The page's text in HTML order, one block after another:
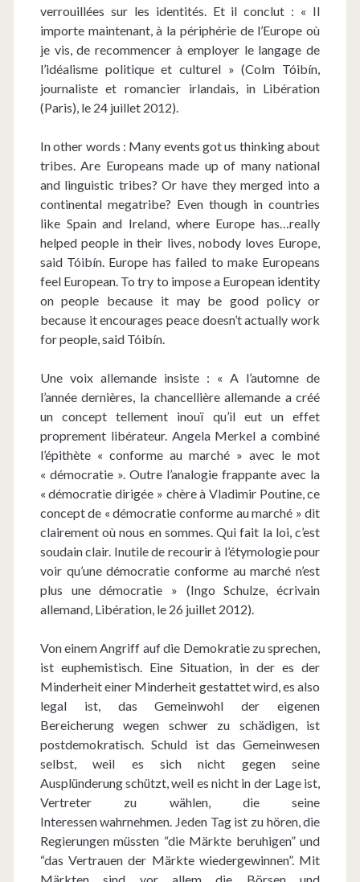
verrouillées sur les identités. Et il conclut : « Il
importe maintenant, à la périphérie de l’Europe où
je vis, de recommencer à employer le langage de
l’idéalisme politique et culturel » (Colm Tóibín,
journaliste et romancier irlandais, in Libération
(Paris), le 24 juillet 2012).
In other words : Many events got us thinking about
tribes. Are Europeans made up of many national
and linguistic tribes? Or have they merged into a
continental megatribe? Even though in countries
like Spain and Ireland, where Europe has…really
helped people in their lives, nobody loves Europe,
said Tóibín. Europe has failed to make Europeans
feel European. To try to impose a European identity
on people because it may be good policy or
because it encourages peace doesn’t actually work
for people, said Tóibín.
Une voix allemande insiste : « A l’automne de
l’année dernières, la chancellière allemande a créé
un concept tellement inouï qu’il eut un effet
proprement libérateur. Angela Merkel a combiné
l’épithète « conforme au marché » avec le mot
« démocratie ». Outre l’analogie frappante avec la
« démocratie dirigée » chère à Vladimir Poutine, ce
concept de « démocratie conforme au marché » dit
clairement où nous en sommes. Qui fait la loi, c’est
soudain clair. Inutile de recourir à l’étymologie pour
voir qu’une démocratie conforme au marché n’est
plus une démocratie » (Ingo Schulze, écrivain
allemand, Libération, le 26 juillet 2012).
Von einem Angriff auf die Demokratie zu sprechen,
ist euphemistisch. Eine Situation, in der es der
Minderheit einer Minderheit gestattet wird, es also
legal ist, das Gemeinwohl der eigenen
Bereicherung wegen schwer zu schädigen, ist
postdemokratisch. Schuld ist das Gemeinwesen
selbst, weil es sich nicht gegen seine
Ausplünderung schützt, weil es nicht in der Lage ist,
Vertreter zu wählen, die seine
Interessen wahrnehmen. Jeden Tag ist zu hören, die
Regierungen müssten “die Märkte beruhigen” und
“das Vertrauen der Märkte wiedergewinnen”. Mit